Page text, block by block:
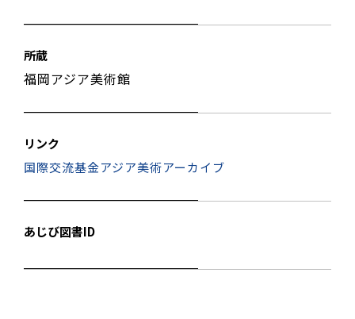
所蔵
福岡アジア美術館
リンク
国際交流基金アジア美術アーカイブ
あじび図書ID